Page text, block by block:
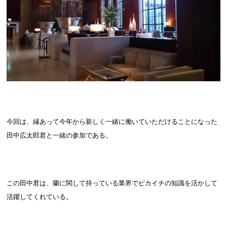
今回は、縁あって今年から新しく一緒に働いていただけることになった
田中広太郎君と一緒の参加である。
この田中君は、蘭に関して持っている業界でピカイチの知識を活かして
活躍してくれている。